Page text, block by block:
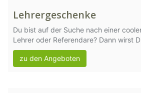
Lehrergeschenke
Du bist auf der Suche nach einer
Lehrer oder Referendare? Dann wirst
zu den Angeboten